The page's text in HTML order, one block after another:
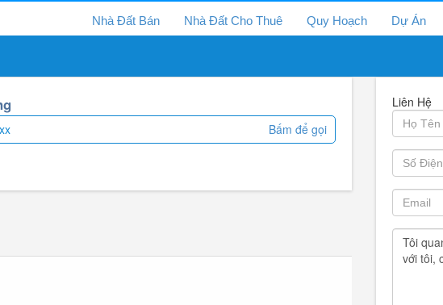
Nhà Đất Bán Nhà Đất Cho Thuê Quy Hoạch Dự Án
Bấm để gọi
Liên Hệ